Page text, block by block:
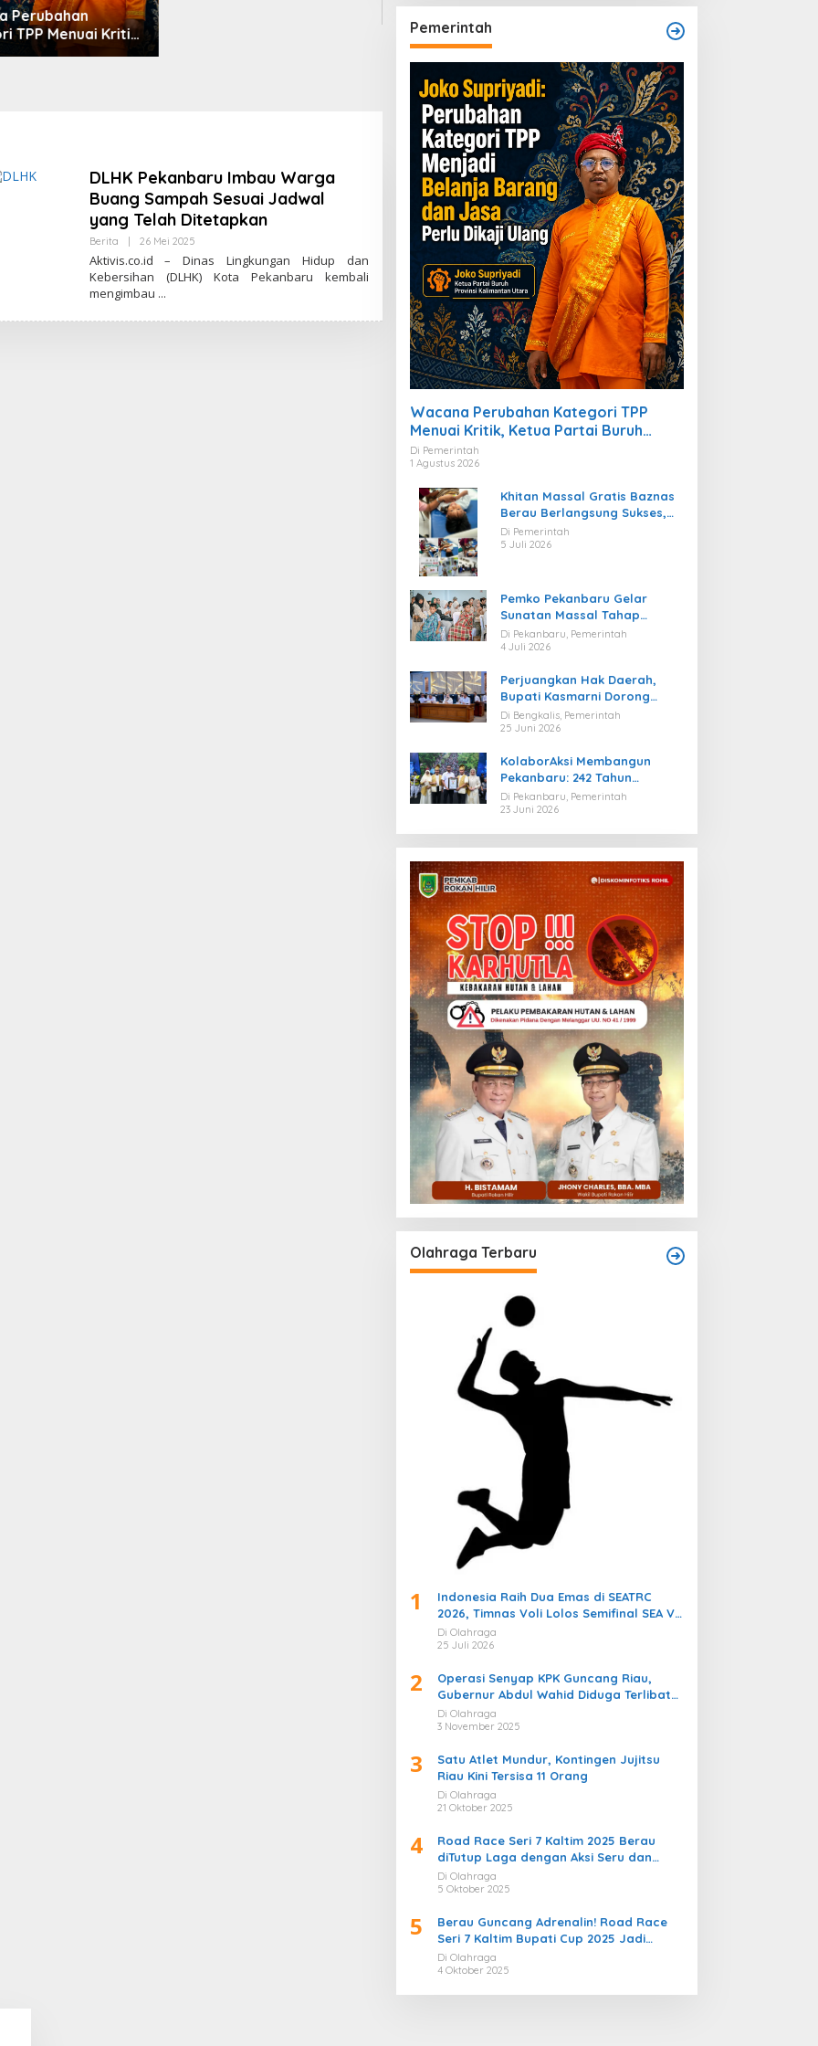
Ajukan Permohonan RDP
ke DPRD Berau Bahas
Regulasi dan Solusi Transisi
MBLB
Dibiarkan
DLHK Pekanbaru Imbau Warga
Buang Sampah Sesuai Jadwal
yang Telah Ditetapkan
Berita 26 Mei 2025
E
H
T
Aktivis.co.id – Dinas Lingkungan Hidup dan
Kebersihan (DLHK) Kota Pekanbaru kembali
mengimbau
Pemerintah
Wacana Perubahan Kategori TPP
Menuai Kritik, Ketua Partai Buruh
Kaltara Tekankan Kepatuhan Regulasi
Di Pemerintah
1 Agustus 2026
Khitan Massal Gratis Baznas
Berau Berlangsung Sukses,
Hadirkan Kebahagiaan bagi
Puluhan Anak
Di Pemerintah
5 Juli 2026
Pemko Pekanbaru Gelar
Sunatan Massal Tahap
Kedua, 100 Anak Ikuti Khitan
Gratis
Di Pekanbaru, Pemerintah
4 Juli 2026
Perjuangkan Hak Daerah,
Bupati Kasmarni Dorong
BUMD PT BLJ Diprioritaskan
Kelola Migas
Di Bengkalis, Pemerintah
25 Juni 2026
KolaborAksi Membangun
Pekanbaru: 242 Tahun
Melangkah Menuju Kota yang
Lebih Maju
Di Pekanbaru, Pemerintah
23 Juni 2026
Olahraga Terbaru
1
Indonesia Raih Dua Emas di SEATRC
2026, Timnas Voli Lolos Semifinal SEA V
Cup! Pekan Olahraga Nasional
Bergemuruh
Di Olahraga
25 Juli 2026
2
Operasi Senyap KPK Guncang Riau,
Gubernur Abdul Wahid Diduga Terlibat
Kasus Korupsi Proyek
Di Olahraga
3 November 2025
3
Satu Atlet Mundur, Kontingen Jujitsu
Riau Kini Tersisa 11 Orang
Di Olahraga
21 Oktober 2025
4
Road Race Seri 7 Kaltim 2025 Berau
diTutup Laga dengan Aksi Seru dan
Penuh Sportivitas
Di Olahraga
5 Oktober 2025
5
Berau Guncang Adrenalin! Road Race
Seri 7 Kaltim Bupati Cup 2025 Jadi
Momentum Lahirnya Sirkuit Permanen
2026
Di Olahraga
4 Oktober 2025